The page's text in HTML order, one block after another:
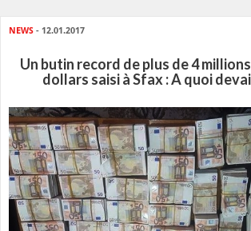
NEWS - 12.01.2017
Un butin record de plus de 4
dollars saisi à Sfax : A quoi